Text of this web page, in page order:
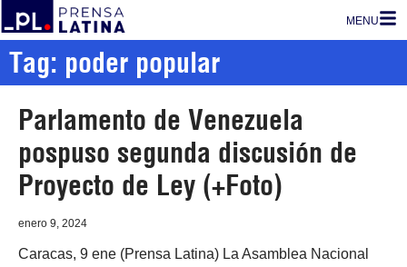
MENU
Tag: poder popular
Parlamento de Venezuela
pospuso segunda discusión de
Proyecto de Ley (+Foto)
enero 9, 2024
Caracas, 9 ene (Prensa Latina) La Asamblea Nacional